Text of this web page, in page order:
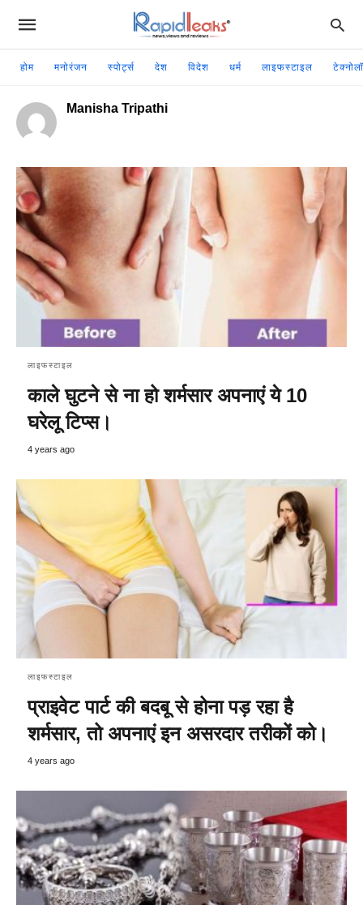
होम मनोरंजन स्पोर्ट्स देश विदेश धर्म लाइफस्टाइल
Manisha Tripathi
लाइफस्टाइल
काले घुटने से ना हो शर्मसार अपनाएं ये 10
घरेलू टिप्स।
4 years ago
लाइफस्टाइल
प्राइवेट पार्ट की बदबू से होना पड़ रहा है
शर्मसार, तो अपनाएं इन असरदार तरीकों को।
4 years ago